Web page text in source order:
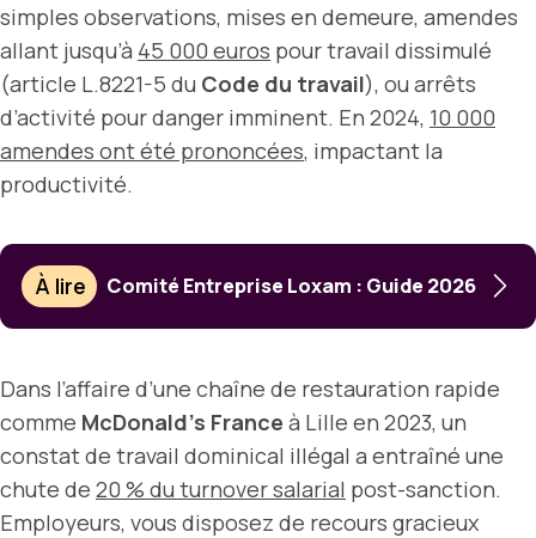
simples observations, mises en demeure, amendes
allant jusqu’à 45 000 euros pour travail dissimulé
(article L.8221-5 du Code du travail), ou arrêts
d’activité pour danger imminent. En 2024, 10 000
amendes ont été prononcées, impactant la
productivité.
À lire Comité Entreprise Loxam : Guide 2026
Dans l’affaire d’une chaîne de restauration rapide
comme McDonald’s France à Lille en 2023, un
constat de travail dominical illégal a entraîné une
chute de 20 % du turnover salarial post-sanction.
Employeurs, vous disposez de recours gracieux